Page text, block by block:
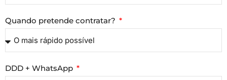
Quando pretende contratar?
DDD + WhatsApp